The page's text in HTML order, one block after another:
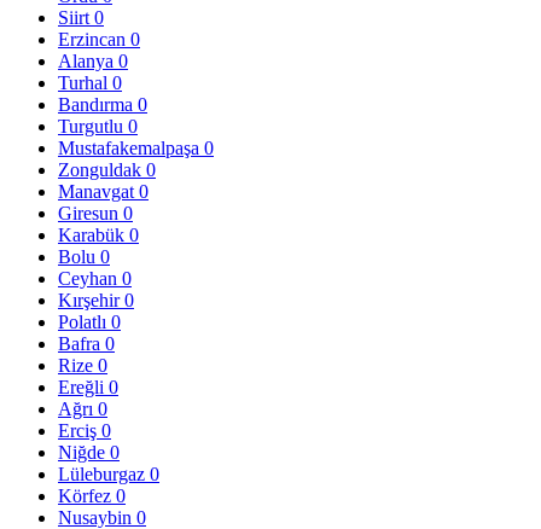
Siirt 0
Erzincan 0
Alanya 0
Turhal 0
Bandırma 0
Turgutlu 0
Mustafakemalpaşa 0
Zonguldak 0
Manavgat 0
Giresun 0
Karabük 0
Bolu 0
Ceyhan 0
Kırşehir0
Polatlı 0
Bafra 0
Rize 0
Ereğli 0
Ağrı 0
Erciş 0
Niğde 0
Lüleburgaz 0
Körfez 0
Nusaybin 0